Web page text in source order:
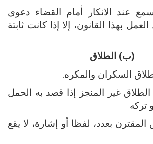
عند الانكار أمام القضاء دعوى
بهذا القانون، إلا إذا كانت ثابتة
(ب) الطلاق
السكران والمكره.
الطلاق غير المنجز إذا قصد به الحمل
المقترن بعدد، لفظا أو إشارة، لا يقع